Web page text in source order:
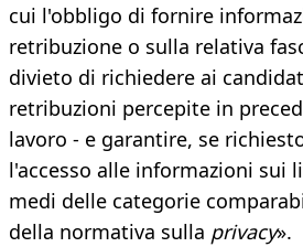
cui l'obbligo di fornire
retribuzione o sulla relativa
divieto di richiedere ai
retribuzioni percepite in
lavoro - e garantire, se
l'accesso alle informazioni sui
medi delle categorie
della normativa sulla privacy».